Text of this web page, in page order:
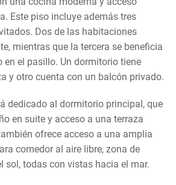
Este piso incluye además tres
Dos de las habitaciones
mientras que la tercera se beneficia
en el pasillo. Un dormitorio tiene
y otro cuenta con un balcón privado.
dedicado al dormitorio principal, que
en suite y acceso a una terraza
ofrece acceso a una amplia
comedor al aire libre, zona de
sol, todas con vistas hacia el mar.